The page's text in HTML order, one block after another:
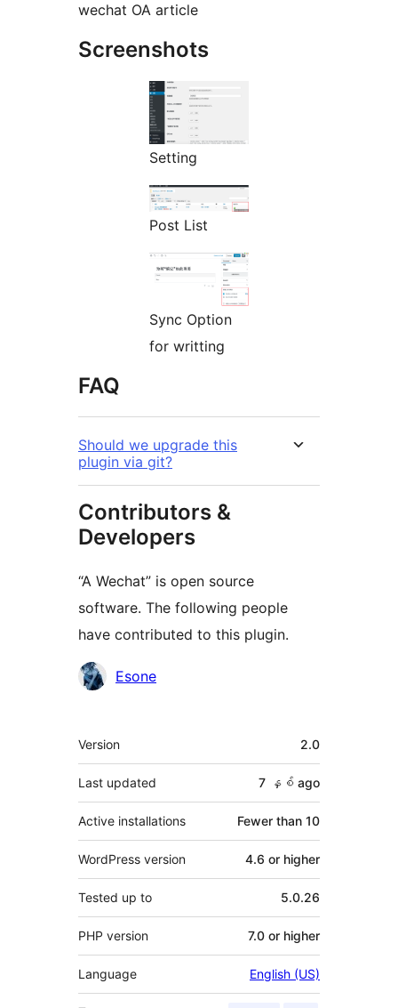
wechat OA article
Screenshots
Setting
Post List
Sync Option
for writting
FAQ
Should we upgrade this
plugin via git?
Contributors &
Developers
“A Wechat” is open source
software. The following people
have contributed to this plugin.
Contributors
Esone
Meta
Version 2.0
Last updated 7 နှစ် ago
Active installations Fewer than 10
WordPress version 4.6 or higher
Tested up to 5.0.26
PHP version 7.0 or higher
Language English (US)